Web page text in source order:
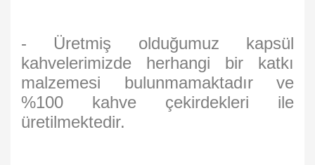
- Üretmiş olduğumuz kapsül
kahvelerimizde herhangi bir katkı
malzemesi bulunmamaktadır ve
%100 kahve çekirdekleri ile
üretilmektedir.